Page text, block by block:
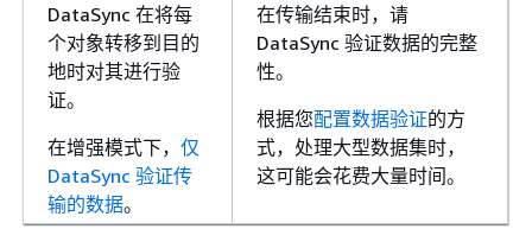
DataSync 在将每
个对象转移到目的
地时对其进行验
证。
在增强模式下， 仅
DataSync 验证传
输的数据。
在传输结束时，请
DataSync 验证数据的完整
性。
根据您配置数据验证的方
式，处理大型数据集时，
这可能会花费大量时间。